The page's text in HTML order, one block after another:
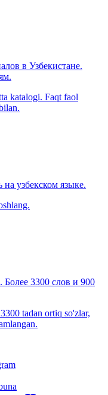
в Узбекистане.
katalogi. Faqt faol
узбекском языке.
Более 3300 слов и 900
tadan ortiq so'zlar,